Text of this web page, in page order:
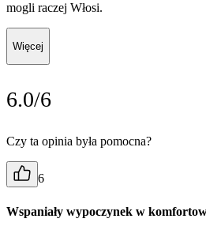
mogli raczej Włosi.
Więcej
6.0/6
Czy ta opinia była pomocna?
6
Wspaniały wypoczynek w